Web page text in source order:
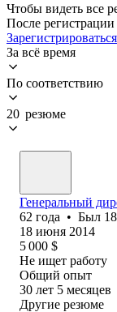
Чтобы видеть все
После
Зарегистрироваться
За всё время
По соответствию
20 резюме
Генеральный
62 года • Был
18 июня 2014
5 000 $
Не ищет работу
Общий опыт
30 лет 5 месяцев
Другие резюме